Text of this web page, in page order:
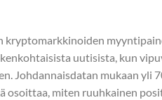
kryptomarkkinoiden
uutisista, kun
Johdannaisdatan mukaan
osoittaa, miten ruuhkainen